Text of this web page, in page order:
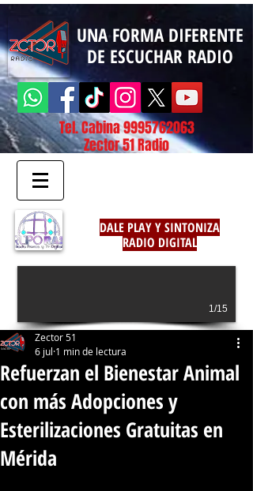
UNA FORMA DIFERENTE
DE ESCUCHAR RADIO
Tel. Cabina9995762063
Zector 51 Radio
DALE PLAY Y SINTONIZA
RADIO DIGITAL
1/15
Refuerzan el Bienestar Animal
con más Adopciones y
Esterilizaciones Gratuitas en
Mérida
Zector 51
6 jul 1 min de lectura